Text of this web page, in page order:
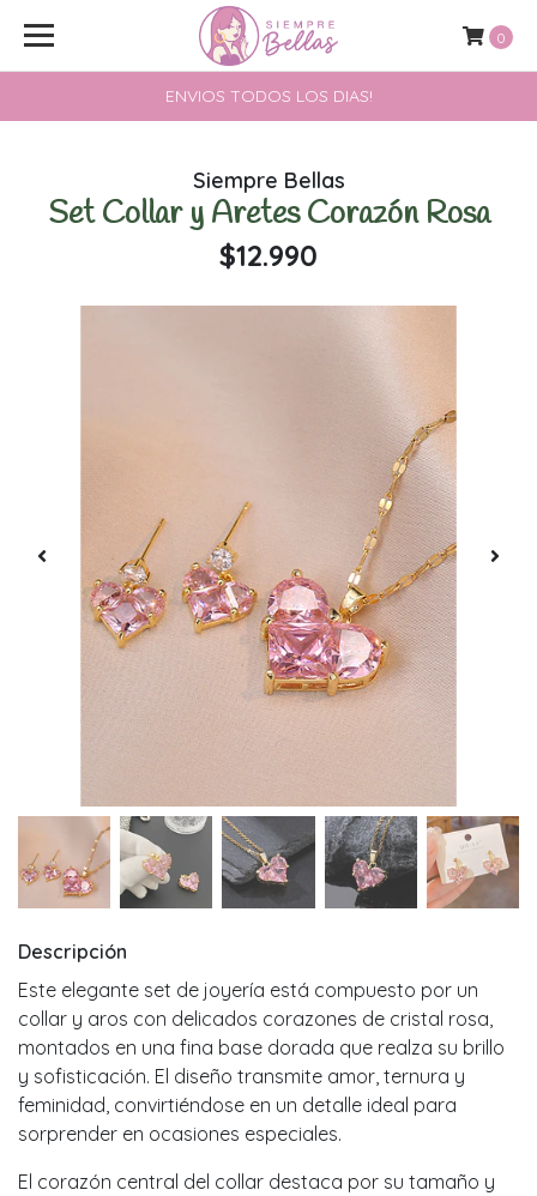
ENVIOS TODOS LOS DIAS!
0
Siempre Bellas
Set Collar y Aretes Corazón Rosa
$12.990
Descripción
Este elegante set de joyería está compuesto por un
collar y aros con delicados corazones de cristal rosa,
montados en una fina base dorada que realza su brillo
y sofisticación. El diseño transmite amor, ternura y
feminidad, convirtiéndose en un detalle ideal para
sorprender en ocasiones especiales.
El corazón central del collar destaca por su tamaño y